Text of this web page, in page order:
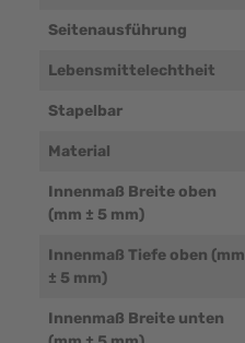
Seitenausführung
Lebensmittelechtheit
Stapelbar
Material
Innenmaß Breite oben
(mm ± 5 mm)
Innenmaß Tiefe oben (mm
± 5 mm)
Innenmaß Breite unten